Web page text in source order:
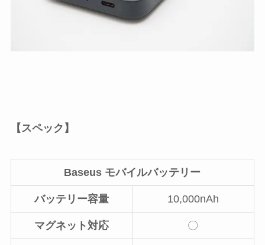
【スペック】
Baseus モバイルバッテリー
バッテリー容量 10,000nAh
マグネット対応 〇